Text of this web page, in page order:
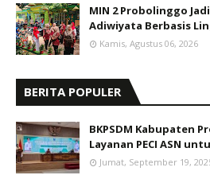
MIN 2 Probolinggo
Adiwiyata Berbasis
Kamis, Agustus 06, 2026
BERITA POPULER
BKPSDM Kabupaten
Layanan PECI ASN
Jumat, September 19,